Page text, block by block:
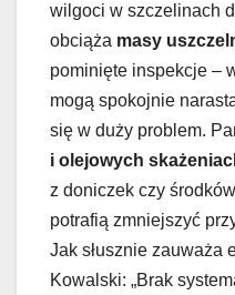
wilgoci w szczelinach
obciąża masy
pominięte inspekcje –
mogą spokojnie
się w duży problem.
i olejowych
z doniczek czy
potrafią zmniejszyć
Jak słusznie zauważa
Kowalski: „Brak